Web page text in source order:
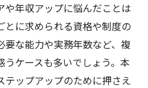
年収アップに悩んだことは
とに求められる資格や制度の
な能力や実務年数など、複
ケースも多いでしょう。本
ップアップのために押さえ